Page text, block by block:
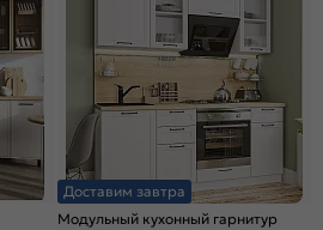
Доставим завтра
Модульный кухонный гарнитур